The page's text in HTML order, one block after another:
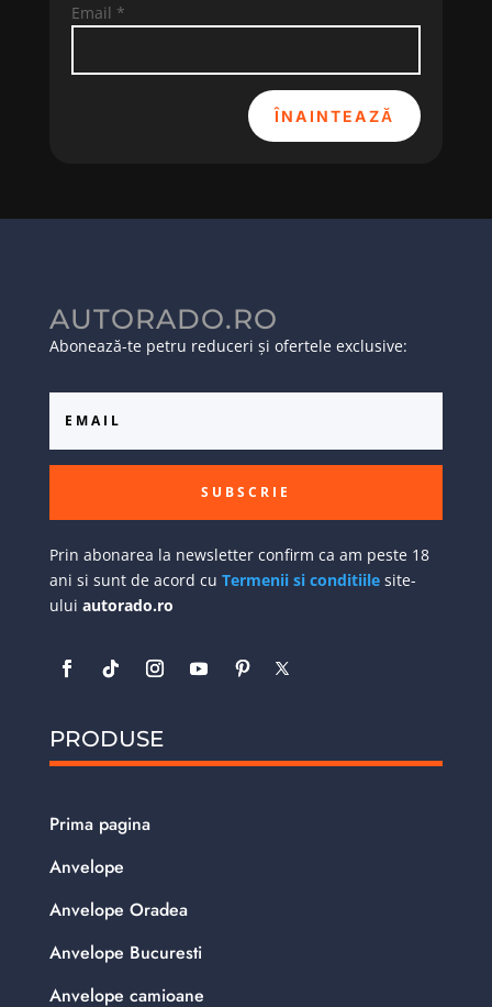
Email *
ÎNAINTEAZĂ
AUTORADO.RO
Abonează-te petru reduceri și ofertele exclusive:
SUBSCRIE
Prin abonarea la newsletter confirm ca am peste 18
ani si sunt de acord cu Termenii si conditiilesite-
ului autorado.ro
PRODUSE
Prima pagina
Anvelope
Anvelope Oradea
Anvelope Bucuresti
Anvelope camioane